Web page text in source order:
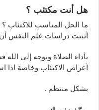
هل أنت مكتئب ؟
ما الحل المناسب للاكتئاب
أثبتت دراسات علم النفس أن
بأداء الصلاة وتوجه إلى
أعراض الاكتئاب وخاصة اذا
بشكل منتظم .